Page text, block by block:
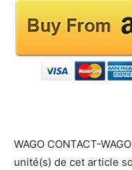
WAGO CONTACT-
unité(s) de cet article